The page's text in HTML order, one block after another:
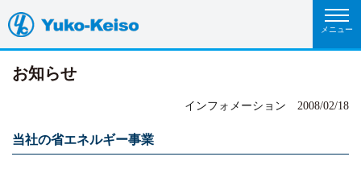
お知らせ
インフォメーション 2008/02/18
当社の省エネルギー事業